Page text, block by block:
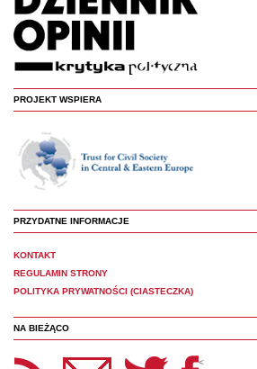
PROJEKT WSPIERA
PRZYDATNE INFORMACJE
KONTAKT
REGULAMIN STRONY
POLITYKA PRYWATNOŚCI (CIASTECZKA)
NA BIEŻĄCO
Panoptyka Facebook <